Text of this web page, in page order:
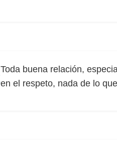
Toda buena relación,
en el respeto, nada de lo